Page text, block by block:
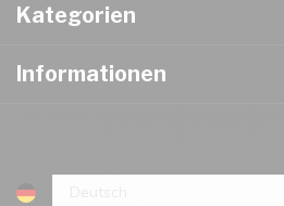
Kategorien
Informationen